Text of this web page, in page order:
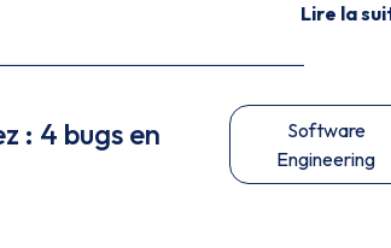
Lire la
: 4 bugs en
Software
Engineering